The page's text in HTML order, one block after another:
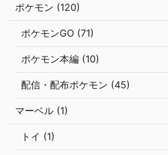
ポケモン (120)
ポケモンGO (71)
ポケモン本編 (10)
配信・配布ポケモン (45)
マーベル (1)
トイ (1)